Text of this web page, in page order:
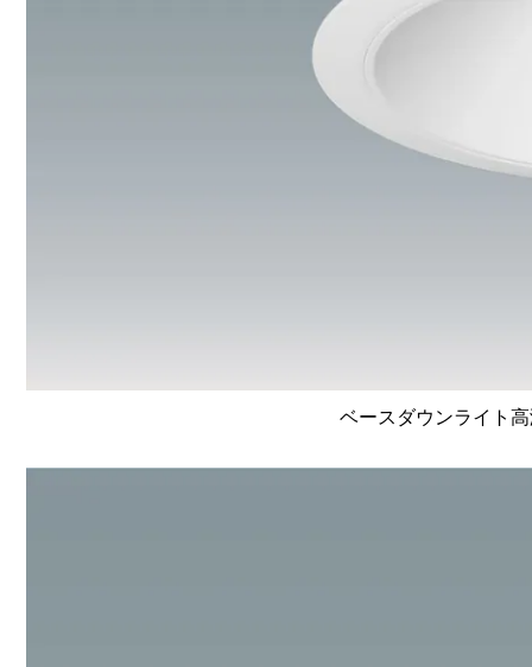
ベースダウンライト